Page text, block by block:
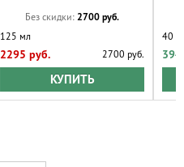
Без скидки: 2700 руб.
125 мл
2295 руб. 2700 руб.
КУПИТЬ
40